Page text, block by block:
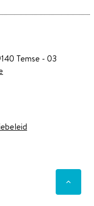
Temse - 03
Naar